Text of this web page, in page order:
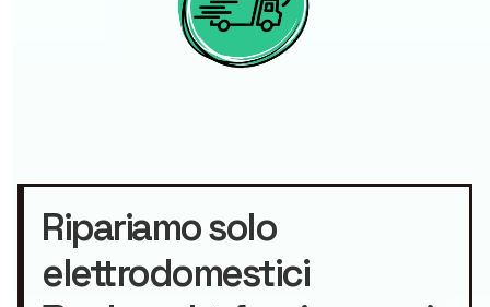
Ripariamo solo
elettrodomestici